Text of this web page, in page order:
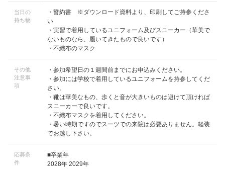
当日の
持ち物
・誓約書 ※ダウンロード資料より、印刷してご持参くださ
い
・実習で着用しているユニフォーム及びスニーカー（華美で
ないものなら、履いてきたもので良いです）
・不織布のマスク
その他
注意事
項
・参加希望日の１週間前までにお申込みください。
・参加には学校で着用しているユニフォームを持参してくだ
さい。
・靴は華美なもの、歩くと音が大きいものは避けて頂ければ
スニーカーで良いです。
・不織布マスクを着用してください。
・暑い時期ですのでスーツでの来院は必要ありません。軽装
でお越し下さい。
応募条
件
■卒業年
2028年 2029年